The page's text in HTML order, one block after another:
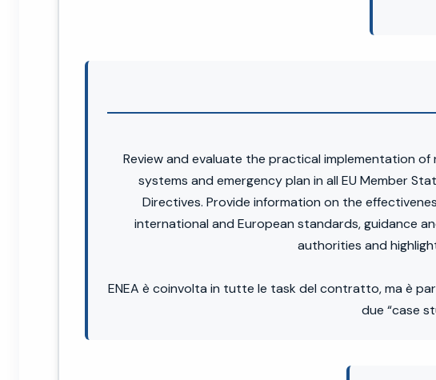
Review and evaluate the practical implementation
systems and emergency plan in all EU Member
Directives. Provide information on the
international and European standards, guidance
authorities and
ENEA è coinvolta in tutte le task del contratto, ma è
due “case